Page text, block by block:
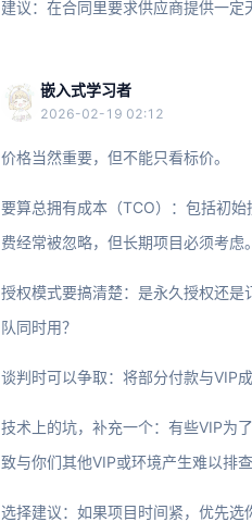
建议：在合同里要求供应商提供一定
嵌入式学习者
2026-02-19 02:12
价格当然重要，但不能只看标价。
要算总拥有成本（TCO）：包括初
费经常被忽略，但长期项目必须考虑。
授权模式要搞清楚：是永久授权还
队同时用？
谈判时可以争取：将部分付款与VIP
技术上的坑，补充一个：有些VIP为
致与你们其他VIP或环境产生难以排查
选择建议：如果项目时间紧，优先